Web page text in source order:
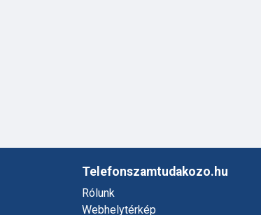
Telefonszamtudakozo.hu
Rólunk
Webhelytérkép